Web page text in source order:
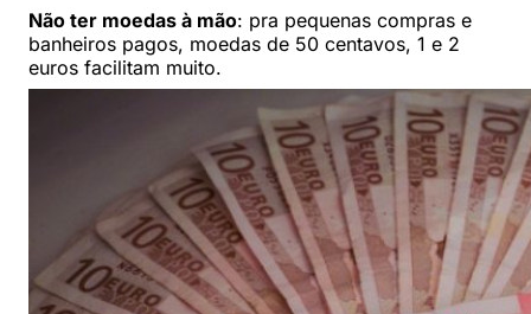
Não ter moedas à mão: pra pequenas compras e
banheiros pagos, moedas de 50 centavos, 1 e 2
euros facilitam muito.